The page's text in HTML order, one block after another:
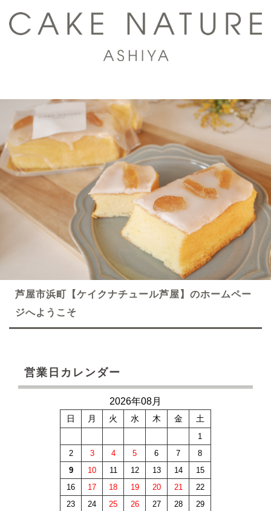
ス
ッ
プ
ル
メ
ニ
ュ
ー
芦屋市浜町【ケイクナチュール芦屋】のホームペー
ジへようこそ
営業日カレンダー
2026年08月
日 月 火 水 木 金 土
1
2
3 4 5 6 7
8
9
10 11 12 13 14
15
16
17 18 19 20 21
22
23
24 25 26 27 28
29